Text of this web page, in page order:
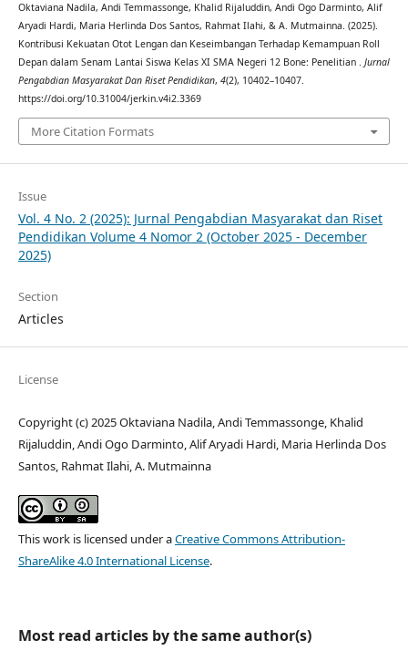
Oktaviana Nadila, Andi Temmassonge, Khalid Rijaluddin, Andi Ogo Darminto, Alif
Aryadi Hardi, Maria Herlinda Dos Santos, Rahmat Ilahi, & A. Mutmainna. (2025).
Kontribusi Kekuatan Otot Lengan dan Keseimbangan Terhadap Kemampuan Roll
Depan dalam Senam Lantai Siswa Kelas XI SMA Negeri 12 Bone: Penelitian . Jurnal
Pengabdian Masyarakat Dan Riset Pendidikan, 4(2), 10402–10407.
https://doi.org/10.31004/jerkin.v4i2.3369
More Citation Formats
Issue
Vol. 4 No. 2 (2025): Jurnal Pengabdian Masyarakat dan Riset
Pendidikan Volume 4 Nomor 2 (October 2025 - December
2025)
Section
Articles
License
Copyright (c) 2025 Oktaviana Nadila, Andi Temmassonge, Khalid
Rijaluddin, Andi Ogo Darminto, Alif Aryadi Hardi, Maria Herlinda Dos
Santos, Rahmat Ilahi, A. Mutmainna
This work is licensed under aCreative Commons Attribution-
ShareAlike 4.0 International License.
Most read articles by the same author(s)